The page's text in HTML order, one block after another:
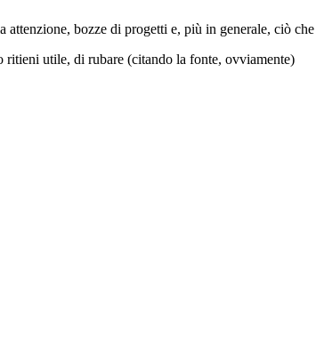
bozze di progetti e, più in generale, ciò
ritieni utile, di rubare (citando la fonte, ovviamente)